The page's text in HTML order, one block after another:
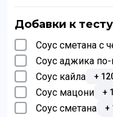
Добавки к тесту
Соус сметана с
Соус аджика
Соус кайла +
Соус мацони +
Соус сметана +